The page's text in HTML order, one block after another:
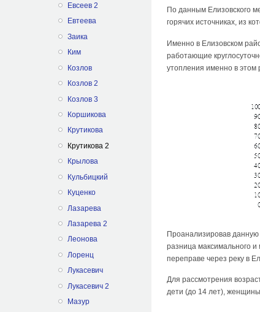
Евсеев 2
Евтеева
Заика
Ким
Козлов
Козлов 2
Козлов 3
Коршикова
Крутикова
Крутикова 2
Крылова
Кульбицкий
Куценко
Лазарева
Лазарева 2
Леонова
Лоренц
Лукасевич
Лукасевич 2
Мазур
По данным Елизовского
горячих источниках, из
Именно в Елизовском
работающие
утопления именно в этом
Проанализировав
разница максимального
переправе через реку в
Для рассмотрения
дети (до 14 лет),